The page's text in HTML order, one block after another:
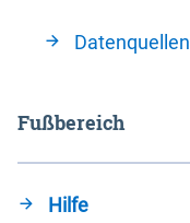
Datenquellen
Fußbereich
Hilfe